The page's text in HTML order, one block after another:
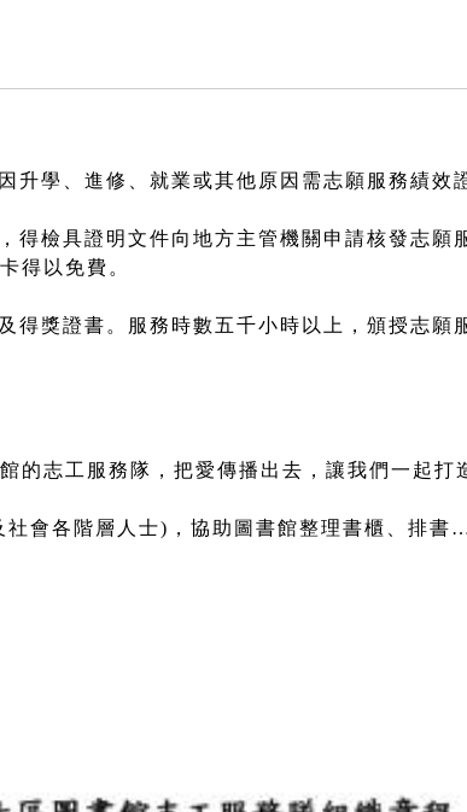
升學、進修、就業或其他原因需志願服務績效
得檢具證明文件向地方主管機關申請核發志
得以免費。
得獎證書。服務時數五千小時以上，頒授志
的志工服務隊，把愛傳播出去，讓我們一起打
會各階層人士)，協助圖書館整理書櫃、排